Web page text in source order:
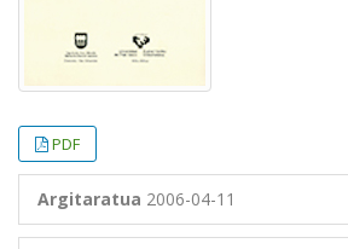
PDF
Argitaratua 2006-04-11